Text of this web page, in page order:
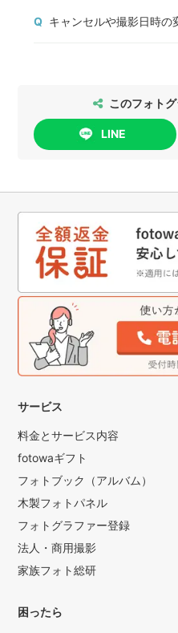
予約前に質問や相談し
は、「質問する」ボタン
方に必ずご確認をお願い
Q キャンセルや撮影日時の
[日時変更]
無料で行っていただけま
[キャンセル]
このフォト
LINE
サービス
料金とサービス内容
fotowaギフト
フォトブック（アルバム）
木製フォトパネル
フォトグラファー登録
法人・商用撮影
家族フォト総研
困ったら